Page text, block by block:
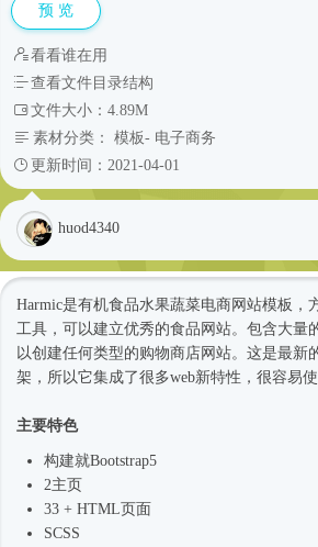
预 览
看看谁在用
查看文件目录结构
文件大小：4.89M
素材分类： 模板- 电子商务
更新时间：2021-04-01
huod4340
Harmic是有机食品水果蔬菜电商网站模板 ，
工具，可以建立优秀的食品网站。包含大量
以创建任何类型的购物商店网站。这是最新
架，所以它集成了很多web新特性，很容易使
主要特色
构建就Bootstrap5
2主页
33 + HTML页面
SCSS